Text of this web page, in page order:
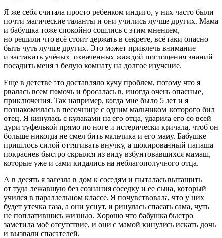
Я же себя считала просто ребенком индиго, у них часто были
почти магические таланты и они учились лучше других. Мама
и бабушка тоже спокойно сошлись с этим мнением,
но решили что всё стоит держать в секрете, всё таки опасно
быть чуть лучше других. Это может привлечь внимание
и заставить учёных, охваченных жаждой поглощения знаний
посадить меня в белую комнату на долгое изучение.
Еще в детстве это доставляло кучу проблем, потому что я
рвалась всем помочь и бросалась в, иногда очень опасные,
приключения. Так например, когда мне было 5 лет и я
познакомилась в песочнице с одним мальчиком, которого бил
отец. Я кинулась с кулаками на его отца, ударила его со всей
дури туфелькой прямо по ноге и истерически кричала, чтоб он
больше никогда не смел бить мальчика и его маму. Бабушке
пришлось силой оттягивать внучку, а шокированный папаша
покраснев быстро скрылся из виду взбунтовавшихся мамаш,
которые уже и сами кидались на неблагополучного отца.
А в десять я залезла в дом к соседям и пыталась вытащить
от туда лежавшую без сознания соседку и ее сына, который
учился в параллельном классе. Я почувствовала, что у них
будет утечка газа, а они уснут, и ринулась спасать сама, чуть
не поплатившись жизнью. Хорошо что бабушка быстро
заметила моё отсутствие, и они с мамой кинулись искать дочь
и вызвали спасателей.